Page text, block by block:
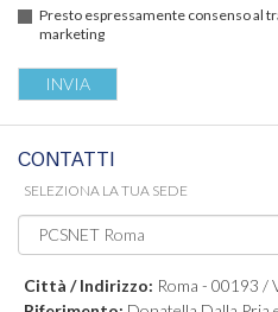
Presto espressamente consenso al
marketing
CONTATTI
SELEZIONA LA TUA SEDE
Città / Indirizzo: Roma - 00193 /